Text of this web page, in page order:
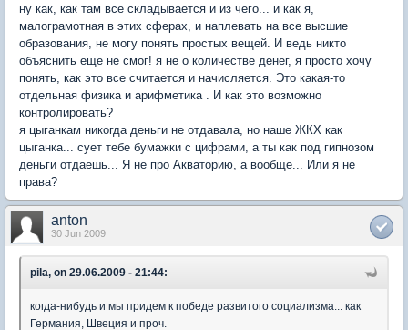
ну как, как там все складывается и из чего... и как я,
малограмотная в этих сферах, и наплевать на все высшие
образования, не могу понять простых вещей. И ведь никто
объяснить еще не смог! я не о количестве денег, я просто хочу
понять, как это все считается и начисляется. Это какая-то
отдельная физика и арифметика . И как это возможно
контролировать?
я цыганкам никогда деньги не отдавала, но наше ЖКХ как
цыганка... сует тебе бумажки с цифрами, а ты как под гипнозом
деньги отдаешь... Я не про Акваторию, а вообще... Или я не
права?
anton
30 Jun 2009
pila, on 29.06.2009 - 21:44:
когда-нибудь и мы придем к победе развитого социализма... как
Германия, Швеция и проч.